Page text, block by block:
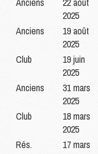
2025
Anciens
19 août
2025
Club
19 juin
2025
Anciens
31 mars
2025
Club
18 mars
2025
Rés.
17 mars